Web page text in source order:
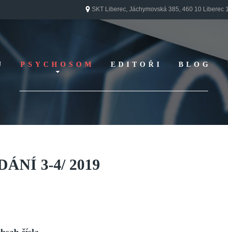
SKT Liberec, Jáchymovská 385, 460 10 Liberec
PSYCHOSOM
Vydání 1/ 2026
Vydání 2/ 2025
Vydání 3-4/ 2024
EDITOŘI BLOG
3-4/ 2019